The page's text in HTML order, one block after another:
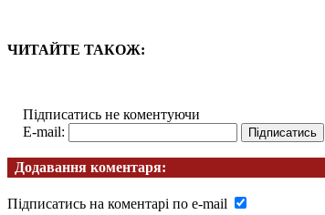
ЧИТАЙТЕ ТАКОЖ:
Підписатись не коментуючи
E-mail:
Додавання коментаря:
Підписатись на коментарі по e-mail